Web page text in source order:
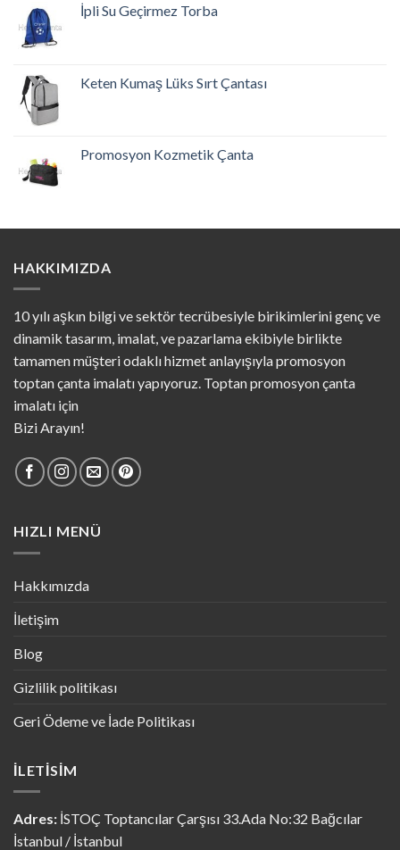
İpli Su Geçirmez Torba
Keten Kumaş Lüks Sırt Çantası
Promosyon Kozmetik Çanta
HAKKIMIZDA
10 yılı aşkın bilgi ve sektör tecrübesiyle birikimlerini genç ve
dinamik tasarım, imalat, ve pazarlama ekibiyle birlikte
tamamen müşteri odaklı hizmet anlayışıyla promosyon
toptan çanta imalatı yapıyoruz. Toptan promosyon çanta
imalatı için
Bizi Arayın!
HIZLI MENÜ
Hakkımızda
İletişim
Blog
Gizlilik politikası
Geri Ödeme ve İade Politikası
İLETISIM
Adres: İSTOÇ Toptancılar Çarşısı 33.Ada No:32 Bağcılar
İstanbul / İstanbul